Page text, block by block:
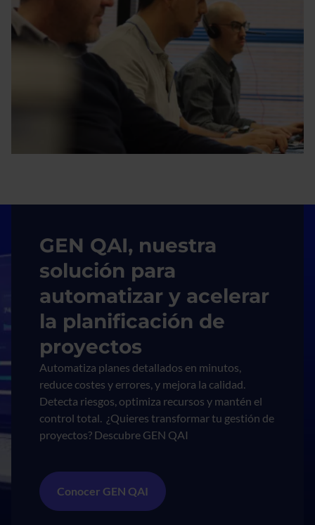
GEN QAI, nuestra
solución para
automatizar y acelerar
la planificación de
proyectos
Automatiza planes detallados en minutos,
reduce costes y errores, y mejora la calidad.
Detecta riesgos, optimiza recursos y mantén el
control total. ¿Quieres transformar tu gestión de
proyectos? Descubre GEN QAI
Conocer GEN QAI